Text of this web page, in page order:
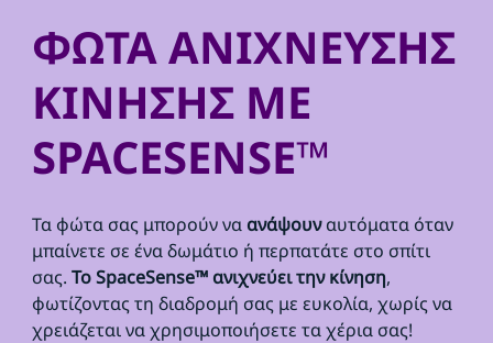
ΦΩΤΑ ΑΝΙΧΝΕΥΣΗΣ
ΚΙΝΗΣΗΣ ΜΕ
SPACESENSE™
Τα φώτα σας μπορούν να ανάψουναυτόματα όταν
μπαίνετε σε ένα δωμάτιο ή περπατάτε στο σπίτι
σας. Το SpaceSense™ ανιχνεύει την κίνηση,
φωτίζοντας τη διαδρομή σας με ευκολία, χωρίς να
χρειάζεται να χρησιμοποιήσετε τα χέρια σας!